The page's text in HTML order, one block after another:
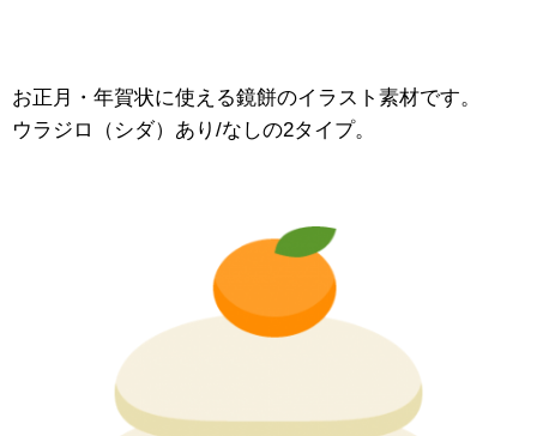
お正月・年賀状に使える鏡餅のイラスト素材です。
ウラジロ（シダ）あり/なしの2タイプ。